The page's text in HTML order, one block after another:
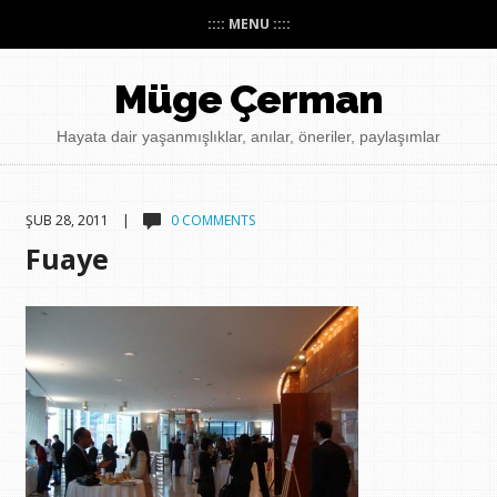
:::: MENU ::::
Müge Çerman
Hayata dair yaşanmışlıklar, anılar, öneriler, paylaşımlar
ŞUB 28, 2011 | 0 COMMENTS
Fuaye